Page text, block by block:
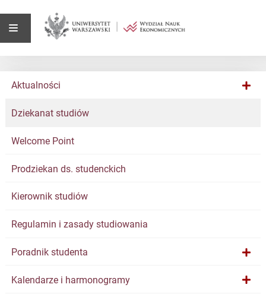
Aktualności
Dziekanat studiów
Welcome Point
Prodziekan ds. studenckich
Kierownik studiów
Regulamin i zasady studiowania
Poradnik studenta
Kalendarze i harmonogramy